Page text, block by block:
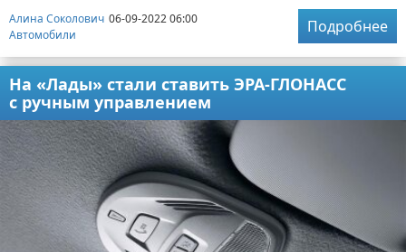
Алина Соколович 06-09-2022 06:00
Автомобили
Подробнее
На «Лады» стали ставить ЭРА-ГЛОНАСС
с ручным управлением